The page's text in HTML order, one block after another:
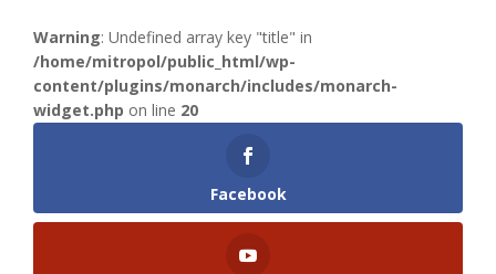
Warning: Undefined array key "title" in
/home/mitropol/public_html/wp-
content/plugins/monarch/includes/monarch-
widget.php on line 20
Facebook